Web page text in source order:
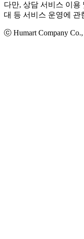
다만, 상담 서비스 이용
대 등 서비스 운영에 관
ⓒ Humart Company Co.,